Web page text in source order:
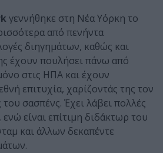
γεννήθηκε στη Νέα Υόρκη το
από πενήντα
διηγηµάτων, καθώς και
έχουν πουλήσει πάνω από
στις ΗΠΑ και έχουν
επιτυχία, χαρίζοντάς της τον
του σασπένς. Έχει λάβει πολλές
ενώ είναι επίτιµη διδάκτωρ του
και άλλων δεκαπέντε